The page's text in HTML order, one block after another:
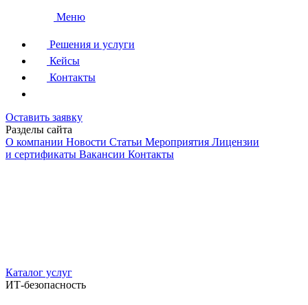
Меню
Решения и услуги
Кейсы
Контакты
Оставить заявку
Разделы сайта
О компании Новости Статьи Мероприятия Лицензии
и сертификаты Вакансии Контакты
Каталог услуг
ИТ-безопасность